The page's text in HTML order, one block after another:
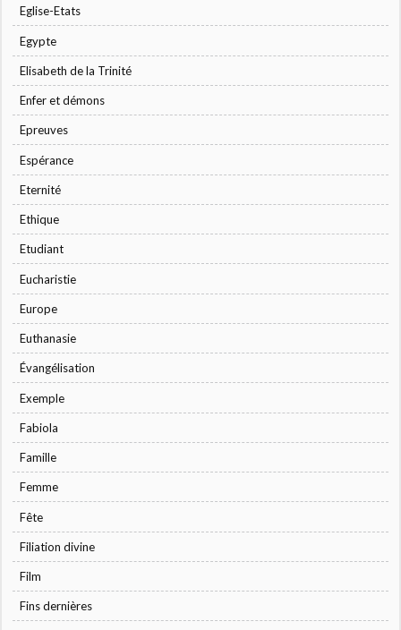
Eglise-Etats
Egypte
Elisabeth de la Trinité
Enfer et démons
Epreuves
Espérance
Eternité
Ethique
Etudiant
Eucharistie
Europe
Euthanasie
Évangélisation
Exemple
Fabiola
Famille
Femme
Fête
Filiation divine
Film
Fins dernières